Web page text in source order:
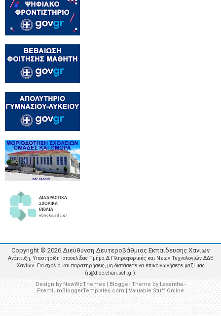
Copyright © 2026 Διεύθυνση Δευτεροβάθμιας Εκπαίδευσης Χανίων
Ανάπτυξη, Υποστήριξη Ιστοσελίδας Τμήμα Δ Πληροφορικής και Νέων Τεχνολογιών ΔΔΕ
Χανίων. Για σχόλια και παρατηρήσεις, μη διστάσετε να επικοινωνήσετε μαζί μας
(it@dide.chan.sch.gr).
Design byNewWpThemes| Blogger Theme by Lasantha-
PremiumBloggerTemplates.com|Valuable Stuff Online